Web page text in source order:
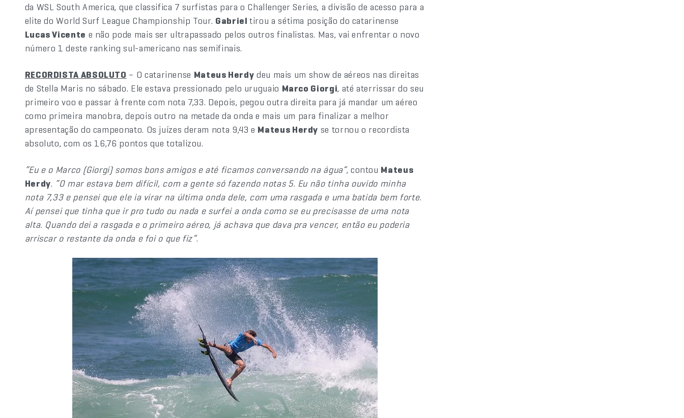
da WSL South America, que classifica 7 surfistas para o Challenger Series, a divisão de acesso para a
elite do World Surf League Championship Tour. Gabrieltirou a sétima posição do catarinense
Lucas Vicente e não pode mais ser ultrapassado pelos outros finalistas. Mas, vai enfrentar o novo
número 1 deste ranking sul-americano nas semifinais.
RECORDISTA ABSOLUTO – O catarinense Mateus Herdy deu mais um show de aéreos nas direitas
de Stella Maris no sábado. Ele estava pressionado pelo uruguaio Marco Giorgi, até aterrissar do seu
primeiro voo e passar à frente com nota 7,33. Depois, pegou outra direita para já mandar um aéreo
como primeira manobra, depois outro na metade da onda e mais um para finalizar a melhor
apresentação do campeonato. Os juízes deram nota 9,43 e Mateus Herdy se tornou o recordista
absoluto, com os 16,76 pontos que totalizou.
“Eu e o Marco (Giorgi) somos bons amigos e até ficamos conversando na água”, contou Mateus
Herdy. “O mar estava bem difícil, com a gente só fazendo notas 5. Eu não tinha ouvido minha
nota 7,33 e pensei que ele ia virar na última onda dele, com uma rasgada e uma batida bem forte.
Aí pensei que tinha que ir pro tudo ou nada e surfei a onda como se eu precisasse de uma nota
alta. Quando dei a rasgada e o primeiro aéreo, já achava que dava pra vencer, então eu poderia
arriscar o restante da onda e foi o que fiz”.